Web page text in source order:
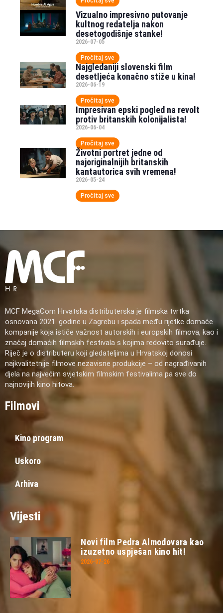
Vizualno impresivno putovanje
kultnog redatelja nakon
desetogodišnje stanke!
2026-07-05
Pročitaj sve
Najgledaniji slovenski film
desetljeća konačno stiže u kina!
2026-06-19
Pročitaj sve
Impresivan epski pogled na revolt
protiv britanskih kolonijalista!
2026-06-04
Pročitaj sve
Životni portret jedne od
najoriginalnijih britanskih
kantautorica svih vremena!
2026-05-24
Pročitaj sve
MCF MegaCom Hrvatska distributerska je filmska tvrtka
osnovana 2021. godine u Zagrebu i spada među rijetke domaće
kompanije koja ističe važnost autorskih i europskih filmova, kao i
značaj domaćih filmskih festivala s kojima redovito surađuje.
Riječ je o distributeru koji gledateljima u Hrvatskoj donosi
najkvalitetnije filmove nezavisne produkcije – od nagrađivanih
djela na najvećim svjetskim filmskim festivalima pa sve do
najnovijih kino hitova.
Filmovi
Kino program
Uskoro
Arhiva
Vijesti
Novi film Pedra Almodovara kao
izuzetno uspješan kino hit!
2026-07-26